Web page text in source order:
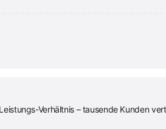
Verhältnis – tausende Kunden